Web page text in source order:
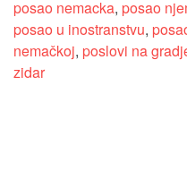
posao nemacka, posao
posao u inostranstvu,
nemačkoj, poslovi na
zidar